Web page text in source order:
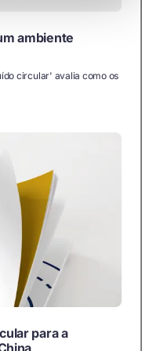
ambiente
circular' avalia como os
para a